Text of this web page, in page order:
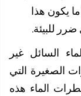
هذا
غير
التي
هذه